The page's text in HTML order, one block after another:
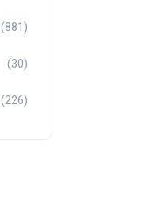
(881)
(30)
(226)